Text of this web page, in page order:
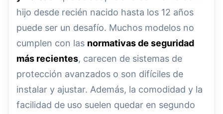
hijo desde recién nacido hasta los 12 años
puede ser un desafío. Muchos modelos no
cumplen con las normativas de seguridad
más recientes, carecen de sistemas de
protección avanzados o son difíciles de
instalar y ajustar. Además, la comodidad y la
facilidad de uso suelen quedar en segundo